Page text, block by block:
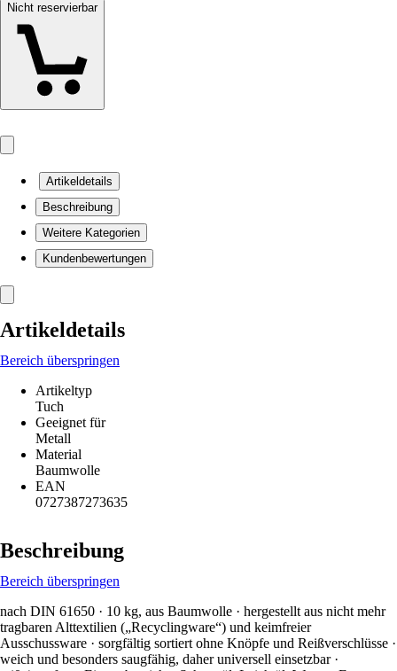
Nicht reservierbar
Artikeldetails
Beschreibung
Weitere Kategorien
Kundenbewertungen
Artikeldetails
Bereich überspringen
Artikeltyp
Tuch
Geeignet für
Metall
Material
Baumwolle
EAN
0727387273635
Beschreibung
Bereich überspringen
nach DIN 61650 · 10 kg, aus Baumwolle · hergestellt aus nicht mehr
tragbaren Alttextilien („Recyclingware“) und keimfreier
Ausschussware · sorgfältig sortiert ohne Knöpfe und Reißverschlüsse ·
weich und besonders saugfähig, daher universell einsetzbar ·